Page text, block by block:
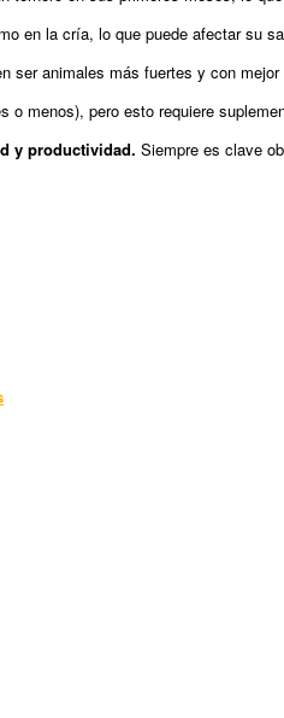
en la cría, lo que puede afectar su
ser animales más fuertes y con
menos), pero esto requiere
y productividad. Siempre es clave